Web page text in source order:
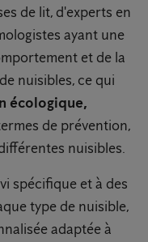
de lit, d'experts en
ayant une
et de la
nuisibles, ce qui
écologique,
de prévention,
nuisibles.
spécifique et à des
type de nuisible,
adaptée à